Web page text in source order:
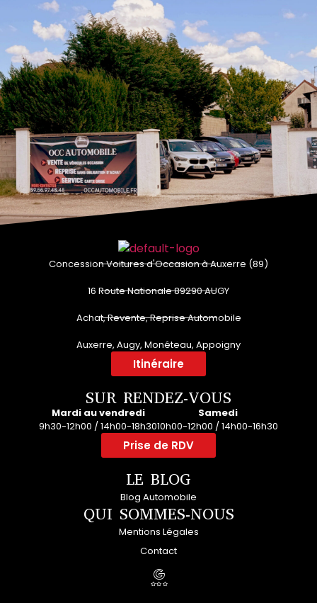
Concession Voitures d'Occasion à Auxerre (89)
16 Route Nationale 89290 AUGY
Achat, Revente, Reprise Automobile
Auxerre, Augy, Monéteau, Appoigny
Itinéraire
SUR RENDEZ-VOUS
Mardi au vendredi
9h30-12h00 / 14h00-18h30
Samedi
10h00-12h00 / 14h00-16h30
Prise de RDV
LE BLOG
Blog Automobile
QUI SOMMES-NOUS
Mentions Légales
Contact